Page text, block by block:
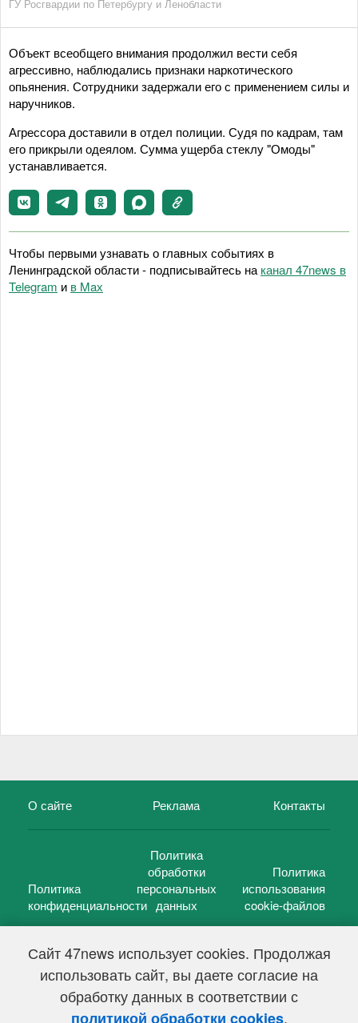
Сайт 47news использует cookies. Продолжая
использовать сайт, вы даете согласие на
обработку данных в соответствии с
политикой обработки cookies.
ГУ Росгвардии по Петербургу и Ленобласти
Объект всеобщего внимания продолжил вести себя
агрессивно, наблюдались признаки наркотического
опьянения. Сотрудники задержали его с применением силы и
наручников.
Агрессора доставили в отдел полиции. Судя по кадрам, там
его прикрыли одеялом. Сумма ущерба стеклу "Омоды"
устанавливается.
Чтобы первыми узнавать о главных событиях в
Ленинградской области - подписывайтесь наканал 47news в
Telegram и в Maх
О сайте Реклама Контакты
Политика
конфиденциальности
Политика
обработки
персональных
данных
Политика
использования
cookie-файлов
47 новостей (47 news)2005 — 2026 г.
Свидетельство о регистрации СМИ Эл № ФС 77-39848, выдано
Федеральной службой по надзору в сфере связи,